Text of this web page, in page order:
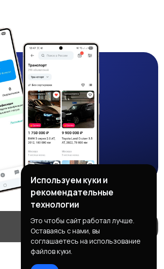
Используем куки и
рекомендательные
технологии
Это чтобы сайт работал лучше.
Оставаясь с нами, вы
соглашаетесь на использование
файлов куки.